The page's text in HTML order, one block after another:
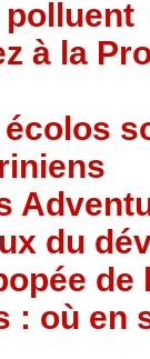
polluent
à la
écolos
du
de
: où en